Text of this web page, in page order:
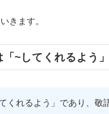
きます。
~してくれるよう」
くれるよう」であり、敬